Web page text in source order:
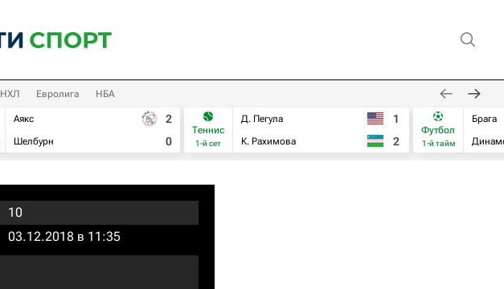
НХЛ Евролига НБА
Аякс
Шелбурн
2
0
Теннис
1-й сет
Д. Пегула
К. Рахимова
1
2
Футбол
1-й тайм
Брага
10
03.12.2018 в 11:35